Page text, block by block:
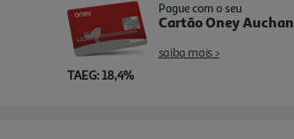
TAEG: 18,4%
Pague com o seu
Cartão Oney Auchan
saiba mais >